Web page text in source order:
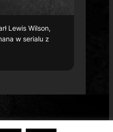
Lewis Wilson,
w serialu z